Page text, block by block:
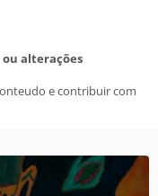
ou alterações
e contribuir com